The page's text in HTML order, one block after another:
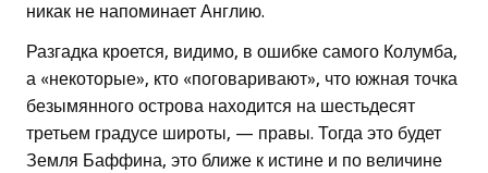
никак не напоминает Англию.
Разгадка кроется, видимо, в ошибке самого Колумба,
а «некоторые», кто «поговаривают», что южная точка
безымянного острова находится на шестьдесят
третьем градусе широты, — правы. Тогда это будет
Земля Баффина, это ближе к истине и по величине